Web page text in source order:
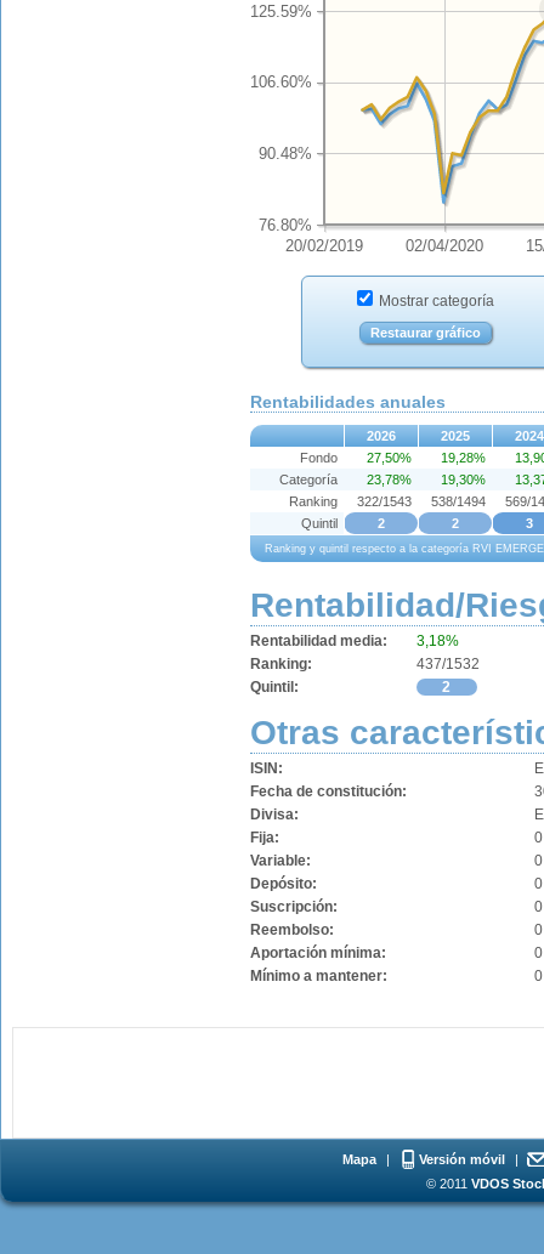
20/02/2019 02/04/2020
76.80%
90.48%
106.60%
125.59%
Mostrar categoría
Restaurar gráfico
Rentabilidades anuales
2026 2025 2024
Ranking y quintil respecto a la categoría RVI
Fondo 27,50% 19,28%
Categoría
23,78% 19,30%
Ranking
322/1543 538/1494
569/
Quintil
2 2 3
Rentabilidad/
Rentabilidad media:
3,18%
Ranking:
437/1532
Quintil:
2
Otras
ISIN:
Fecha de constitución:
Divisa:
Fija:
Variable:
Depósito:
Suscripción:
Reembolso:
Aportación mínima:
Mínimo a mantener:
Mapa | Versión móvil
|
© 2011 VDOS